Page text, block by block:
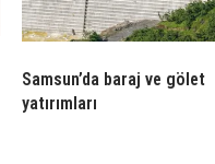
Samsun’da baraj ve gölet
yatırımları